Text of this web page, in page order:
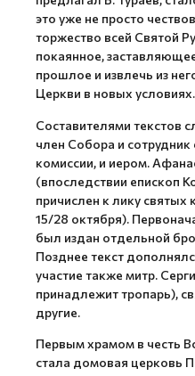
это уже не просто
торжество всей Святой
покаянное,
прошлое и извлечь из
Церкви в новых условиях.
Составителями текстов
член Собора и
комиссии, и иером.
(впоследствии епископ
причислен к лику святых
15/28 октября).
был издан отдельной
Позднее текст
участие также митр.
принадлежит тропарь),
другие.
Первым храмом в честь
стала домовая церковь